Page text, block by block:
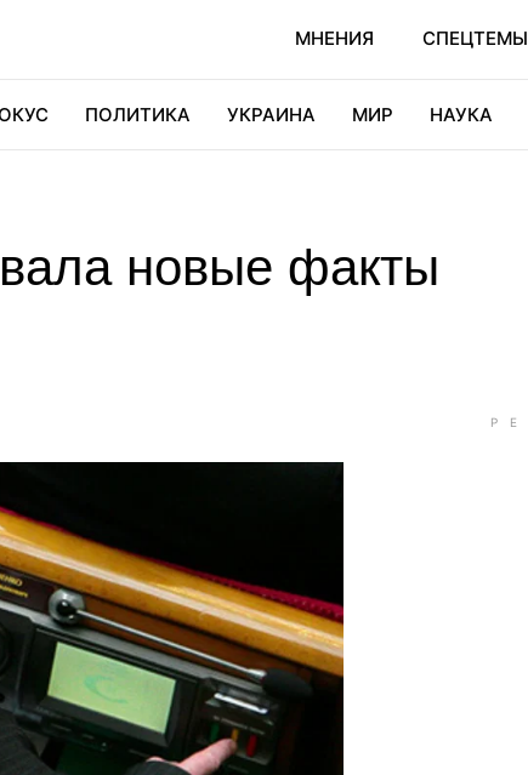
МНЕНИЯ СПЕЦТЕМЫ
ПОЛИТИКА УКРАИНА МИР НАУКА
новые факты